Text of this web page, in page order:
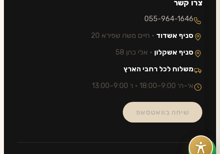
צרו קשר
055-964-1646
סניף אשדוד · חיים משה שפירא 20
סניף אשקלון · אלי כהן 58
משלוח לכל רחבי הארץ
א׳–ה׳ 9:00–18:00 · ו׳ 9:00–13:00
שיחה בוואטסאפ